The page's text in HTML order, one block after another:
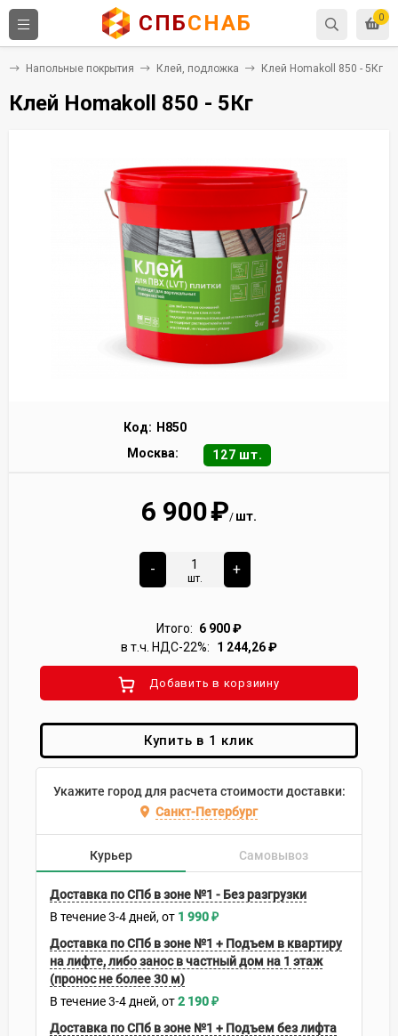
0
СПБСНАБ
Напольные покрытия Клей, подложка Клей Homakoll 850 - 5Кг
Клей Homakoll 850 - 5Кг
Код: H850
Москва:
127 шт.
6 900₽/ шт.
-
шт.
+
Итого: 6 900₽
в т.ч. НДС-22%:
1 244,26₽
Добавить в корзиину
Купить в 1 клик
Укажите город для расчета стоимости доставки:
Санкт-Петербург
Курьер Самовывоз
Доставка по СПб в зоне №1 - Без разгрузки
В течение3-4 дней 1 990₽
Доставка по СПб в зоне №1 + Подъем в квартиру
на лифте, либо занос в частный дом на 1 этаж
(пронос не более 30 м)
В течение3-4 дней 2 190₽
Доставка по СПб в зоне №1 + Подъем без лифта